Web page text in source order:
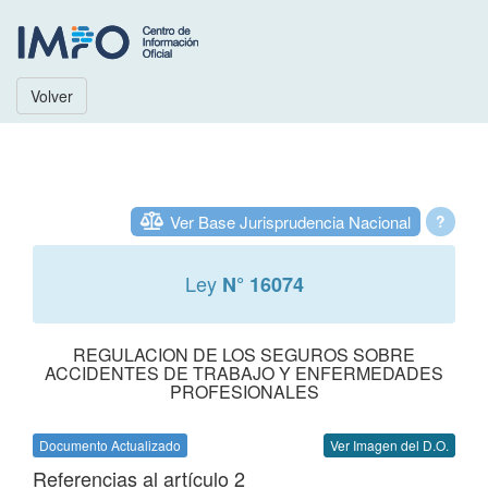
Volver
?
Ver Base Jurisprudencia Nacional
Ley N° 16074
REGULACION DE LOS SEGUROS SOBRE
ACCIDENTES DE TRABAJO Y ENFERMEDADES
PROFESIONALES
Documento Actualizado Ver Imagen del D.O.
Referencias al artículo 2